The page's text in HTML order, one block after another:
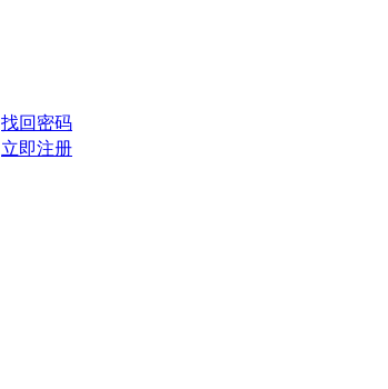
找回密码
立即注册